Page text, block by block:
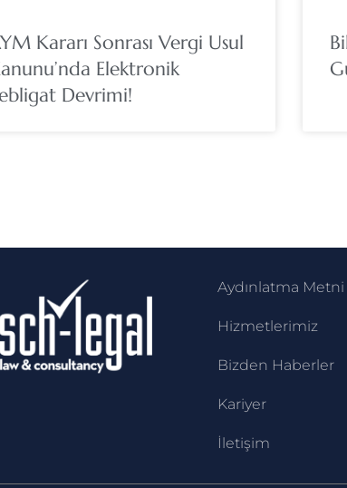
Kararı Sonrası Vergi Usul
Elektronik
Devrimi!
Aydınlatma Metni
Hizmetlerimiz
Bizden Haberler
Kariyer
İletişim